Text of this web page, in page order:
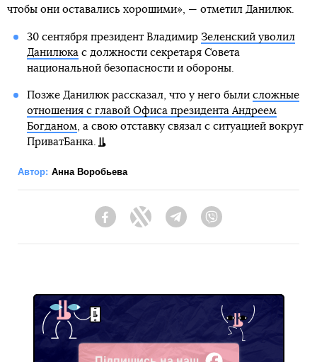
чтобы они оставались хорошими», — отметил Данилюк.
30 сентября президент Владимир Зеленский уволил
Данилюкас должности секретаря Совета
национальной безопасности и обороны.
Позже Данилюк рассказал, что у него были сложные
отношения с главой Офиса президента Андреем
Богданом, а свою отставку связал с ситуацией вокруг
ПриватБанка.
Автор: Анна Воробьева
FacebookTwitter Telegram